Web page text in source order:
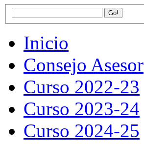
Inicio
Consejo Asesor
Curso 2022-23
Curso 2023-24
Curso 2024-25